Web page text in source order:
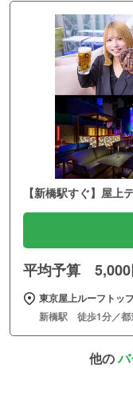
【新橋駅すぐ】屋上
平均予算 5,000
東京屋上ルーフトッ
新橋駅 徒歩1分／都
他の